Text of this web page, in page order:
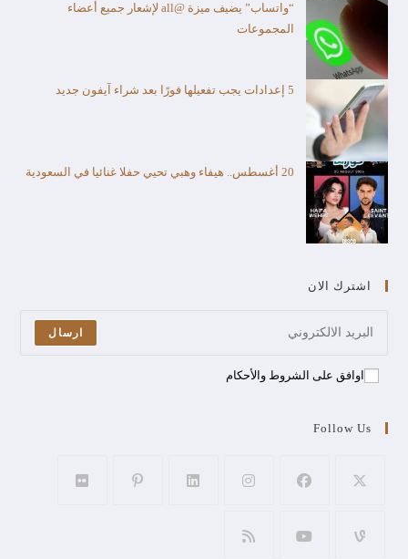
“واتساب” يضيف ميزة @all لإشعار جميع أعضاء
المجموعات
5 إعدادات يجب تفعيلها فورًا بعد شراء آيفون جديد
20 أغسطس.. هيفاء وهبي تحيي حفلا غنائيا في السعودية
اشترك الان
ارسال
اوافق على الشروط والأحكام
Follow Us